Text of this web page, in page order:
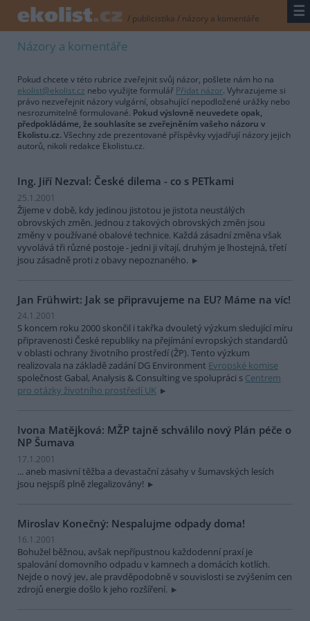
/ publicistika / názory a komentáře ☰
Názory a komentáře
Pokud chcete v této rubrice zveřejnit svůj názor, pošlete nám ho na
ekolist@ekolist.cz nebo využijte formulář Přidat názor. Vyhrazujeme si
právo nezveřejnit názory vulgární, obsahující nepodložené urážky nebo
nesrozumitelně formulované. Pokud výslovně neuvedete opak,
předpokládáme, že souhlasíte se zveřejněním vašeho názoru v
Ekolistu.cz. Všechny zde prezentované příspěvky vyjadřují názory jejich
autorů, nikoli redakce Ekolistu.cz.
Ing. Jiří Nezval: České dilema - co s PETkami
25.1.2001
Žijeme v době, kdy jedinou jistotou je jistota neustálých
obrovských změn. Jednou z takových obrovských změn jsou
změny v používané obalové technice. Každá zásadní změna však
vyvolává tři různé postoje - jedni ji vítají, druhým je lhostejná, třetí
jsou zásadně proti z obavy nepoznaného.
Jan Frühwirt: Jak se připravujeme na EU? Máme na víc!
24.1.2001
S koncem roku 2000 skončil i takřka dvouletý výzkum sledující míru
připravenosti České republiky na přejímání evropských standardů
v oblasti ochrany životního prostředí (ŽP). Tento výzkum
realizovala na základě zadání DG Environment Evropské komise
společnost Gabal, Analysis & Consulting ve spolupráci s Centrem
pro otázky životního prostředí UK
Ivona Matějková: MŽP tajně schválilo nový Plán péče o
NP Šumava
17.1.2001
... aneb masivní těžba a devastační zásahy v šumavských lesích
jsou nejspíš plně zlegalizovány!
Miroslav Konečný: Nespalujme odpady doma!
16.1.2001
Bohužel běžnou, avšak nepřípustnou každodenní praxí je
spalování domovního odpadu v kamnech a domácích kotlích.
Nejde o nový jev, ale pravděpodobně v souvislosti se zvýšením cen
zdrojů energie došlo k jeho rozšíření.